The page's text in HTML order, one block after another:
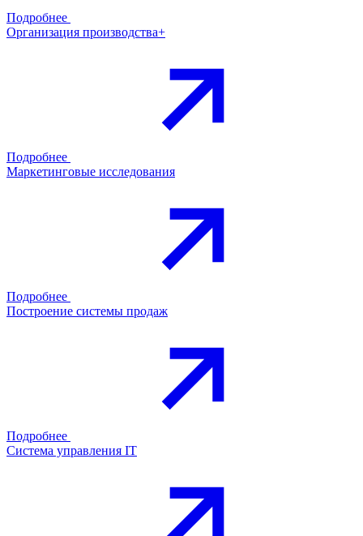
Подробнее
Организация производства+
Подробнее
Маркетинговые исследования
Подробнее
Построение системы продаж
Подробнее
Система управления IT